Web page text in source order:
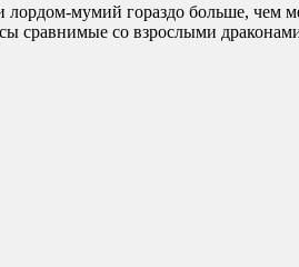
лордом-мумий гораздо больше, чем
сравнимые со взрослыми